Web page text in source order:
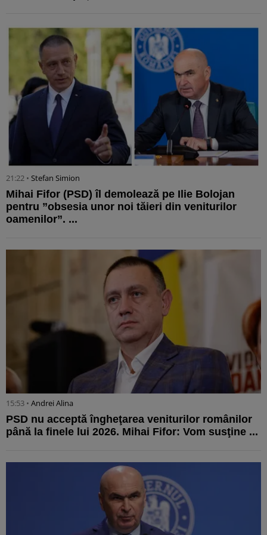
21:22 • Stefan Simion
Mihai Fifor (PSD) îl demolează pe Ilie Bolojan
pentru ”obsesia unor noi tăieri din veniturilor
oamenilor”. ...
15:53 • Andrei Alina
PSD nu acceptă îngheţarea veniturilor românilor
până la finele lui 2026. Mihai Fifor: Vom susţine ...